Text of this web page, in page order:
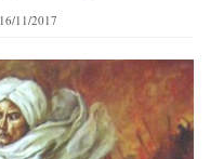
16/11/2017